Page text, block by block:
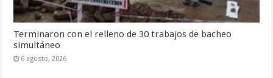
Terminaron con el relleno de 30 trabajos de bacheo
simultáneo
6 agosto, 2026